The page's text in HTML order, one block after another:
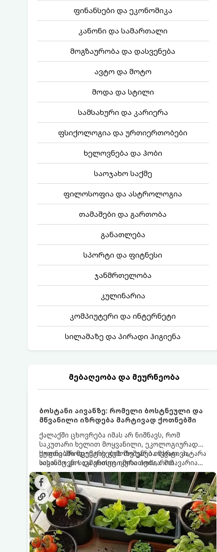
ფინანსები და ეკონომიკა
კანონი და სამართალი
მოგზაურობა და დასვენება
ავტო და მოტო
მოდა და სტილი
სამსახური და კარიერა
ფსიქოლოგია და ურთიერთობები
ხელოვნება და ჰობი
საოჯახო საქმე
ფილოსოფია და ასტროლოგია
თამაშები და გართობა
განათლება
სპორტი და ფიტნესი
ჯანმრთელობა
კულინარია
კომპიუტერი და ინტერნეტი
სილამაზე და პირადი ჰიგიენა
მებაღეობა და მეურნეობა
ბოსტანი აივანზე: რომელი ბოსტნეული და
მწვანილი იზრდება მარტივად ქოთნებში
ქალაქში ცხოვრება იმას არ ნიშნავს, რომ
საკუთარი ხელით მოყვანილი, ეკოლოგიურად
სუფთა პროდუქტის გემოზე უარი თქვათ. პატარა
აივანიც კი საკმარისია იმისათვის, რომ
მოიწყოთ მინი-ბოსტანი, საიდანაც
ყოველდღიურად ახალ, არომატულ მწვანილსა
და ბოსტნეულს მოკრეფთ.
ქოთნებში მცენარეების მოშენება მარტივი,
სასიამოვნო და ესთეტიკური ჰობია. მთავარია
იცოდეთ, რომელი კულტურები ეგუებიან
ქოთნის პირობებს ყველაზე კარგად და როგორ
მოუაროთ მათ სწორად.